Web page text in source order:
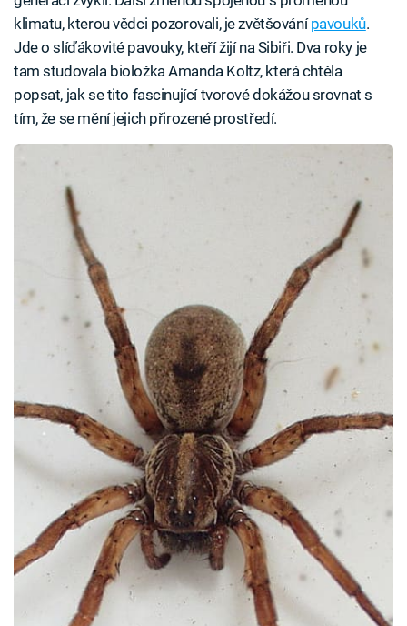
klimatu, kterou vědci pozorovali, je zvětšovánípavouků.
Jde o slíďákovité pavouky, kteří žijí na Sibiři. Dva roky je
tam studovala bioložka Amanda Koltz, která chtěla
popsat, jak se tito fascinující tvorové dokážou srovnat s
tím, že se mění jejich přirozené prostředí.